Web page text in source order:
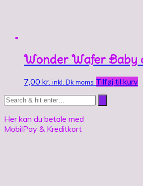
Wonder Wafer Baby
7,00 kr. inkl. Dk moms Tilføj til kurv
Her kan du betale med
MobilPay & Kreditkort